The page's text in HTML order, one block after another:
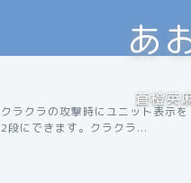
あ
蒼橙英
便利ツール
クラクラの攻撃時にユニット表示を
2段にできます。クラクラ...